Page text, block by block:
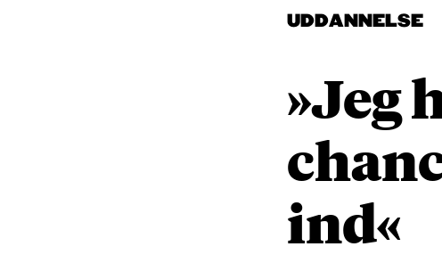
UDDANNELSE
»Jeg
ind«